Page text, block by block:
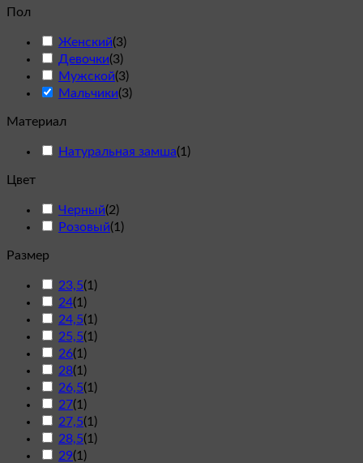
Пол
Женский(3)
Девочки(3)
Мужской(3)
Мальчики(3)
Материал
Натуральная замша(1 )
Цвет
Черный(2)
Розовый(1 )
Размер
23,5(1 )
24(1 )
24,5(1 )
25,5(1 )
26(1 )
28(1 )
26,5(1 )
27(1 )
27,5(1 )
28,5(1 )
29(1 )